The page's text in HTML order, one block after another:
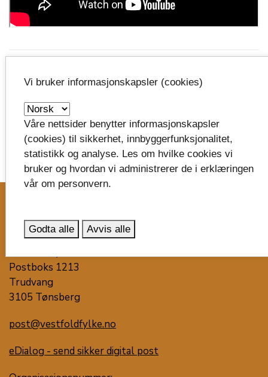
Samferdsel
Skriv til oss
Postboks 1213
Trudvang
3105 Tønsberg
post@vestfoldfylke.no
eDialog - send sikker digital post
Vi bruker informasjonskapsler (cookies)
Våre nettsider benytter informasjonskapsler
(cookies) til sikkerhet, innbyggerfunksjonalitet,
statistikk og analyse. Les om hvilke cookies vi
bruker og hvordan vi administrerer de i erklæringen
vår om personvern.
Godta alle Avvis alle